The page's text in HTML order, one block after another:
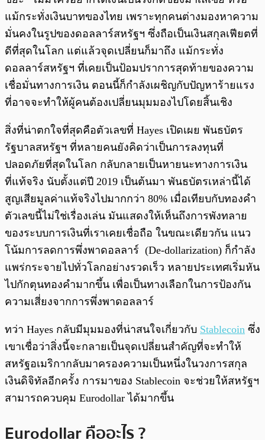
แม้กระทั่งเงินบาทของไทย เพราะทุกคนต่างมองหาความ
มั่นคงในรูปของดอลลาร์สหรัฐฯ ซึ่งถือเป็นเงินสกุลเฟียตที่
ดีที่สุดในโลก แต่แล้วจุดเปลี่ยนก็มาถึง แม้กระทั่ง
ดอลลาร์สหรัฐฯ ที่เคยเป็นป้อมปราการสุดท้ายของความ
เชื่อมั่นทางการเงิน ตอนนี้ก็กำลังเผชิญกับปัญหาร้ายแรง
ที่อาจจะทำให้ผู้คนต้องเปลี่ยนมุมมองไปโดยสิ้นเชิง
สิ่งที่น่าตกใจที่สุดคือตัวเลขที่ Hayes เปิดเผย พันธบัตร
รัฐบาลสหรัฐฯ ที่หลายคนยังคิดว่าเป็นการลงทุนที่
ปลอดภัยที่สุดในโลก กลับกลายเป็นหายนะทางการเงิน
ที่แท้จริง นับตั้งแต่ปี 2019 เป็นต้นมา พันธบัตรเหล่านี้ได้
สูญเสียมูลค่าแท้จริงไปมากกว่า 80% เมื่อเทียบกับทองคำ
ตัวเลขนี้ไม่ใช่เรื่องเล่น มันแสดงให้เห็นถึงการพังทลาย
ของระบบการเงินที่เราเคยเชื่อถือ ในขณะเดียวกัน แนว
โน้มการลดการพึ่งพาดอลลาร์ (De-dollarization) ก็กำลัง
แพร่กระจายไปทั่วโลกอย่างรวดเร็ว หลายประเทศเริ่มหัน
ไปกักตุนทองคำมากขึ้น เพื่อเป็นทางเลือกในการป้องกัน
ความเสี่ยงจากการพึ่งพาดอลลาร์
ทว่า Hayes กลับมีมุมมองที่น่าสนใจเกี่ยวกับ Stablecoin ซึ่ง
เขาเชื่อว่าสิ่งนี้จะกลายเป็นจุดเปลี่ยนสำคัญที่จะทำให้
สหรัฐอเมริกากลับมาครองความเป็นหนึ่งในวงการสกุล
เงินดิจิทัลอีกครั้ง การมาของ Stablecoin จะช่วยให้สหรัฐฯ
สามารถควบคุม Eurodollar ได้มากขึ้น
Eurodollar คืออะไร ?